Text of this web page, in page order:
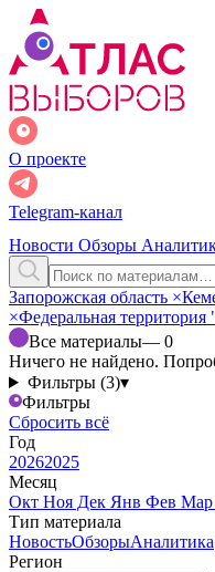
О проекте
Telegram-канал
Новости Обзоры
Запорожская область ×
×Федеральная
Все материалы— 0
Ничего не найдено.
Фильтры (3)▾
Фильтры
Сбросить всё
Год
20262025
Месяц
Окт Ноя Дек Янв Фев Мар
Тип материала
НовостьОбзорыАналитика
Регион